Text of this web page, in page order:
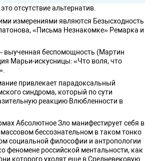
отсутствие альтернатив.
измерениями являются Безысходность
«Письма Незнакомке» Ремарка и
выученная беспомощность (Мартин
Марьи-искусницы: «Что воля, что
привлекает парадоксальный
синдрома, который по сути
реакцию Влюбленности в
Абсолютное Зло манифестирует себя в
бессознательном в таком тонко
социальной философии и антропологии
феномене российской ментальности, как
которого уходят еще в Средневековую